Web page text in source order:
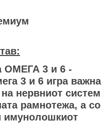
ОМЕГА 3 и 6 -
3 и 6 игра важна
на нервниот систем
рамнотежа, а со
имунолошкиот